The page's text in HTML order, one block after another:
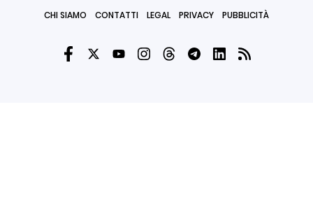
CHI SIAMO CONTATTI LEGAL PRIVACY PUBBLICITÀ